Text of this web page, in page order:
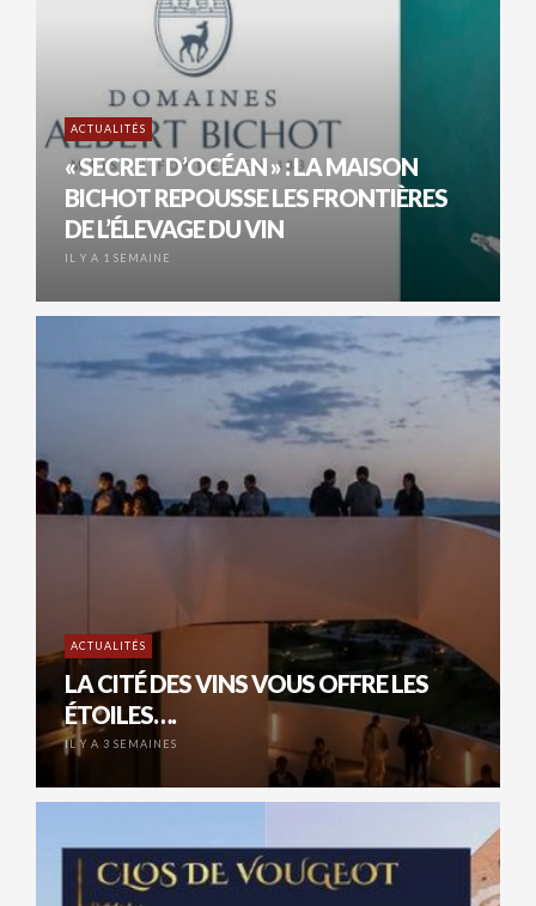
ACTUALITÉS
« SECRET D’OCÉAN » : LA MAISON
BICHOT REPOUSSE LES FRONTIÈRES
DE L’ÉLEVAGE DU VIN
IL Y A 1 SEMAINE
ACTUALITÉS
LA CITÉ DES VINS VOUS OFFRE LES
ÉTOILES….
IL Y A 3 SEMAINES